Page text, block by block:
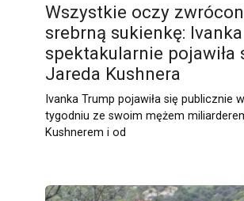
Wszystkie oczy
srebrną sukienkę:
spektakularnie pojawiła
Jareda Kushnera
Ivanka Trump pojawiła się publicznie
tygodniu ze swoim mężem
Kushnerem i od